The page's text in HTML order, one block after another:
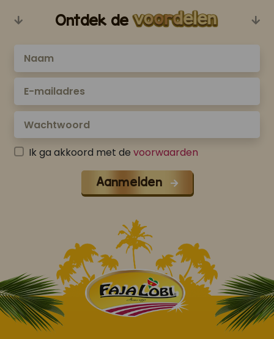
Ontdek de
Ik ga akkoord met de voorwaarden
Aanmelden